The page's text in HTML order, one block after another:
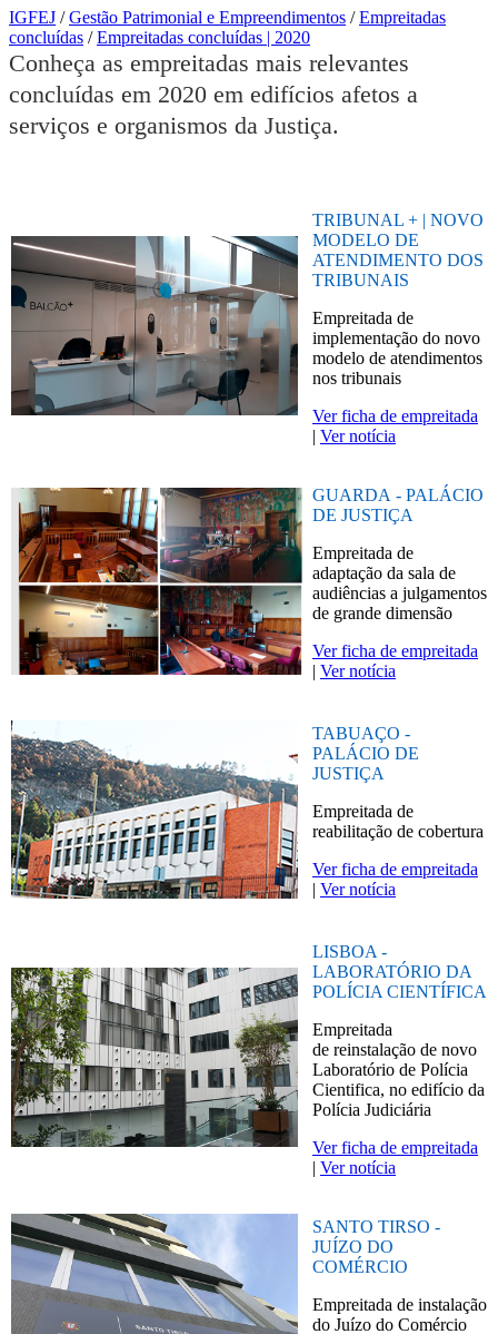
IGFEJ /Gestão Patrimonial e Empreendimentos /Empreitadas
concluídas /Empreitadas concluídas | 2020
Conheça as empreitadas mais relevantes
concluídas em 2020 em edifícios afetos a
serviços e organismos da Justiça.
TRIBUNAL + | NOVO
MODELO DE
ATENDIMENTO DOS
TRIBUNAIS
Empreitada de
implementação do novo
modelo de atendimentos
nos tribunais
Ver ficha de empreitada
| Ver notícia
GUARDA - PALÁCIO
DE JUSTIÇA
Empreitada de
adaptação da sala de
audiências a julgamentos
de grande dimensão
Ver ficha de empreitada
| Ver notícia
TABUAÇO -
PALÁCIO DE
JUSTIÇA
Empreitada de
reabilitação de cobertura
Ver ficha de empreitada
| Ver notícia
LISBOA -
LABORATÓRIO DA
POLÍCIA CIENTÍFICA
Empreitada
de reinstalação de novo
Laboratório de Polícia
Cientifica, no edifício da
Polícia Judiciária
Ver ficha de empreitada
| Ver notícia
SANTO TIRSO -
JUÍZO DO
COMÉRCIO
Empreitada de instalação
do Juízo do Comércio